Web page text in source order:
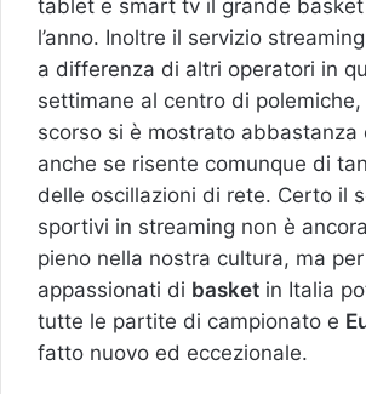
tablet e smart tv il grande
l’anno. Inoltre il servizio
a differenza di altri operatori in
settimane al centro di polemiche,
scorso si è mostrato abbastanza
anche se risente comunque di
delle oscillazioni di rete. Certo il
sportivi in streaming non è
pieno nella nostra cultura, ma
appassionati di basket in Italia
tutte le partite di campionato e
fatto nuovo ed eccezionale.